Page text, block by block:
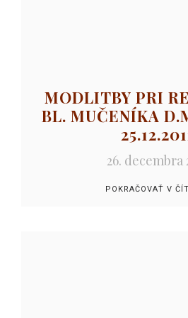
MODLITBY PRI
BL. MUČENÍKA
26. decembra
POKRAČOVAŤ V